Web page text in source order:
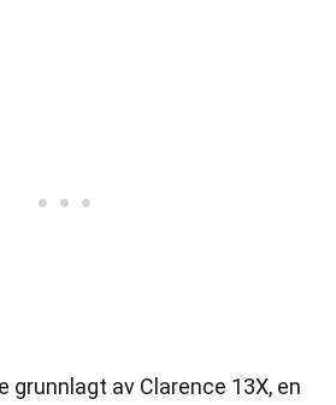
grunnlagt av Clarence 13X, en